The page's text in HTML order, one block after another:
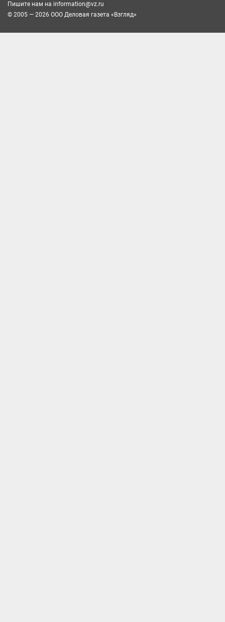
Пишите нам на information@vz.ru
© 2005 — 2026 ООО Деловая газета «Взгляд»